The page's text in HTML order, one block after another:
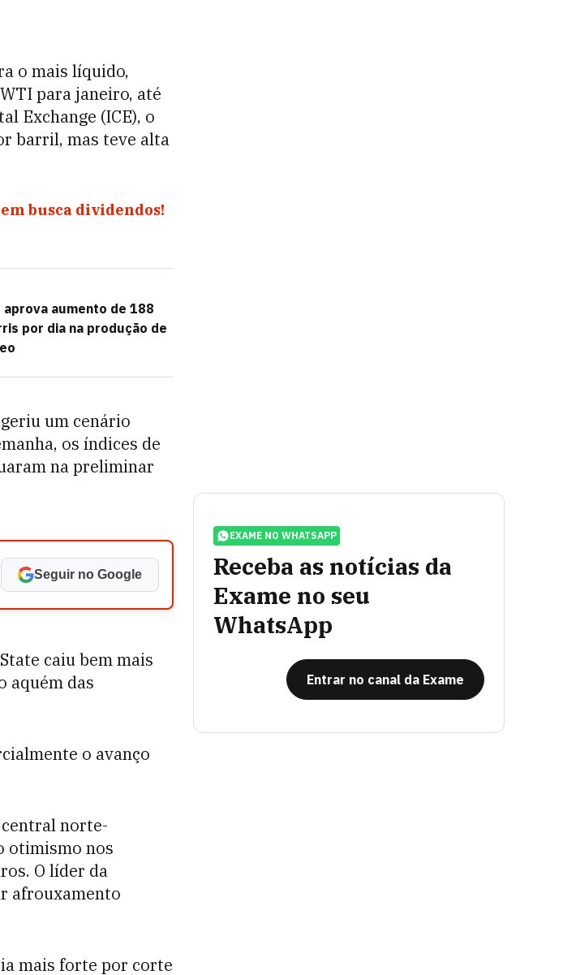
o mais líquido,
para janeiro, até
Exchange (ICE), o
barril, mas teve alta
busca dividendos!
aprova aumento de 188
por dia na produção de
um cenário
os índices de
na preliminar
Seguir no Google
caiu bem mais
aquém das
o avanço
central norte-
otimismo nos
O líder da
afrouxamento
mais forte por corte
EXAME NO WHATSAPP
Receba as notícias da
Exame no seu
WhatsApp
Entrar no canal da Exame